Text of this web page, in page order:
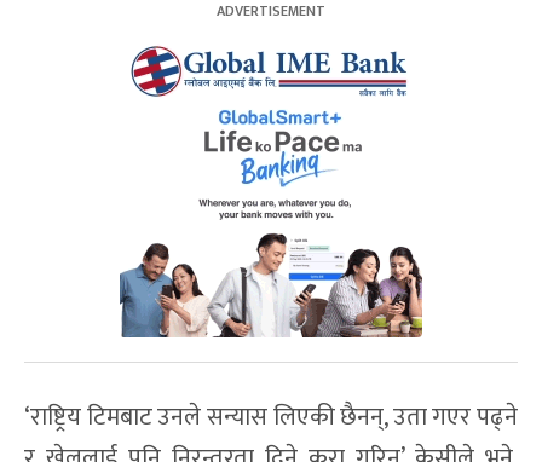
‘राष्ट्रिय टिमबाट उनले सन्यास लिएकी छैनन्, उता गएर पढ्ने